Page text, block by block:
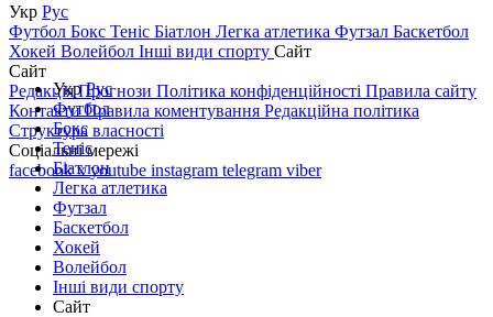
Укр Рус
Футбол Бокс Теніс Біатлон Легка атлетика Футзал Баскетбол
Хокей Волейбол Інші види спорту Сайт
Сайт
РедакціяПрогнози Політика конфіденційності Правила сайту
КонтактиПравила коментування Редакційна політика
Структура власності
Соціальні мережі
facebookxyoutube instagram telegram viber
УкрРус
Футбол
Бокс
Теніс
Біатлон
Легка атлетика
Футзал
Баскетбол
Хокей
Волейбол
Інші види спорту
Сайт